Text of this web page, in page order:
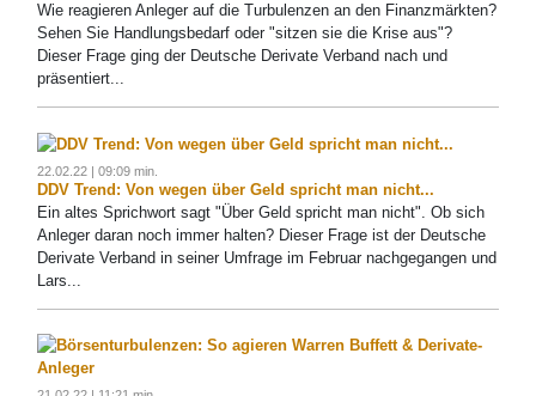
Wie reagieren Anleger auf die Turbulenzen an den Finanzmärkten?
Sehen Sie Handlungsbedarf oder "sitzen sie die Krise aus"?
Dieser Frage ging der Deutsche Derivate Verband nach und
präsentiert...
22.02.22 | 09:09 min.
DDV Trend: Von wegen über Geld spricht man nicht...
Ein altes Sprichwort sagt "Über Geld spricht man nicht". Ob sich
Anleger daran noch immer halten? Dieser Frage ist der Deutsche
Derivate Verband in seiner Umfrage im Februar nachgegangen und
Lars...